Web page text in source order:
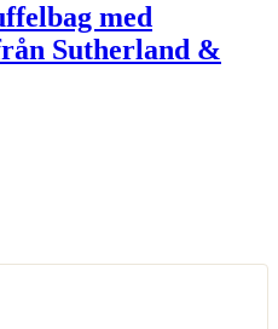
med
Sutherland &